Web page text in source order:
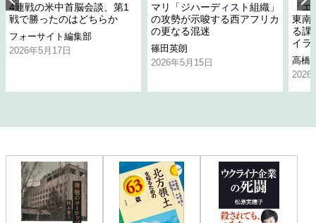
4連戦の米中首脳会談、第1
戦で勝ったのはどちらか
フォーサイト編集部
2026年5月17日
マリ「ジハーディスト組織」
の攻勢が示唆する西アフリカ
の更なる混迷
篠田英朗
2026年5月15日
「
東南
る課
イラ
高橋
2026